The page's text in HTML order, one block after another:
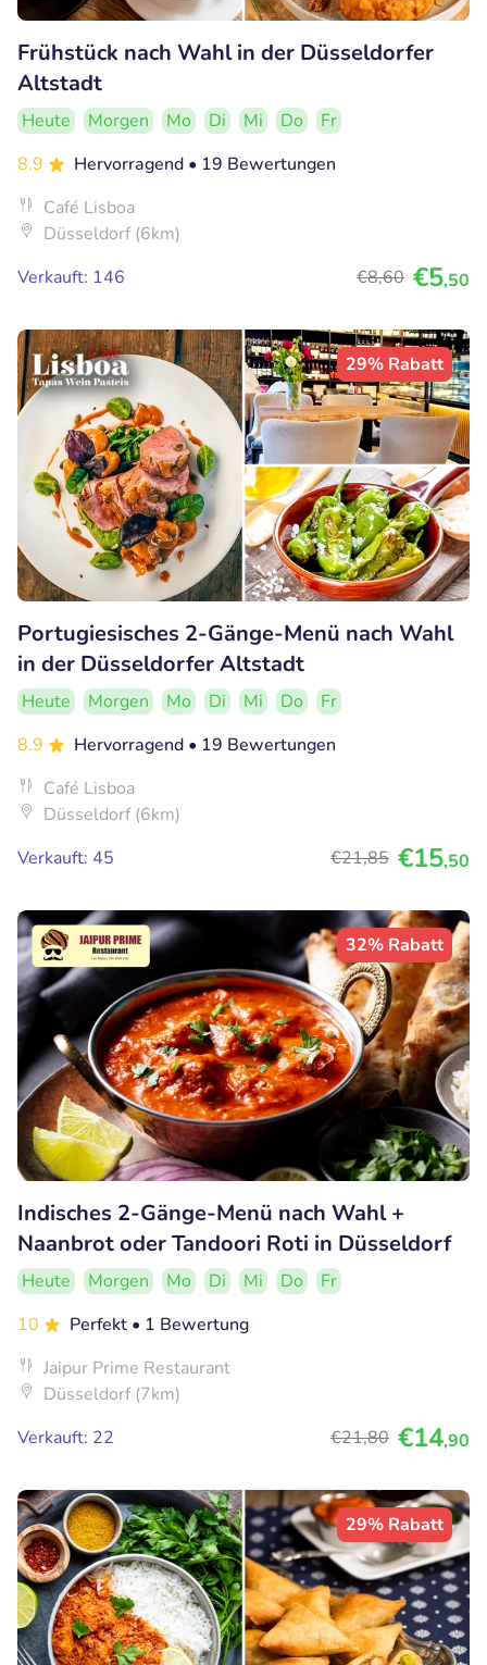
Frühstück nach Wahl in der Düsseldorfer
Altstadt
Heute Morgen Mo Di Mi Do
Fr
8.9
Hervorragend • 19 Bewertungen
Café Lisboa
Düsseldorf (6km)
Verkauft: 146
€8,60 €5,50
29% Rabatt
Portugiesisches 2-Gänge-Menü nach Wahl
in der Düsseldorfer Altstadt
Heute Morgen Mo Di Mi Do
Fr
8.9
Hervorragend • 19 Bewertungen
Café Lisboa
Düsseldorf (6km)
Verkauft: 45
€21,85 €15,50
32% Rabatt
Indisches 2-Gänge-Menü nach Wahl +
Naanbrot oder Tandoori Roti in Düsseldorf
Heute Morgen Mo Di Mi Do
Fr
10
Perfekt • 1 Bewertung
Jaipur Prime Restaurant
Düsseldorf (7km)
Verkauft: 22
€21,80 €14,90
29% Rabatt